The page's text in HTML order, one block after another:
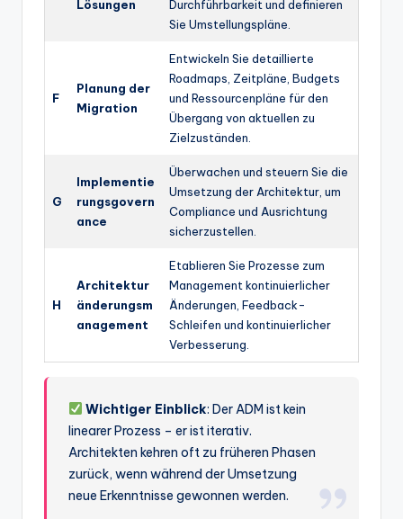
Lösungen
Durchführbarkeit und definieren
Sie Umstellungspläne.
F
Planung der
Migration
Entwickeln Sie detaillierte
Roadmaps, Zeitpläne, Budgets
und Ressourcenpläne für den
Übergang von aktuellen zu
Zielzuständen.
G
Implementie
rungsgovern
ance
Überwachen und steuern Sie die
Umsetzung der Architektur, um
Compliance und Ausrichtung
sicherzustellen.
H
Architektur
änderungsm
anagement
Etablieren Sie Prozesse zum
Management kontinuierlicher
Änderungen, Feedback-
Schleifen und kontinuierlicher
Verbesserung.
Wichtiger Einblick: Der ADM ist kein
linearer Prozess – er ist iterativ.
Architekten kehren oft zu früheren Phasen
zurück, wenn während der Umsetzung
neue Erkenntnisse gewonnen werden.